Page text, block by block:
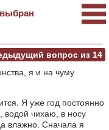
вопрос из 14
я и на чуму
Я уже год постоянно
водой чихаю, в носу
влажно. Сначала я